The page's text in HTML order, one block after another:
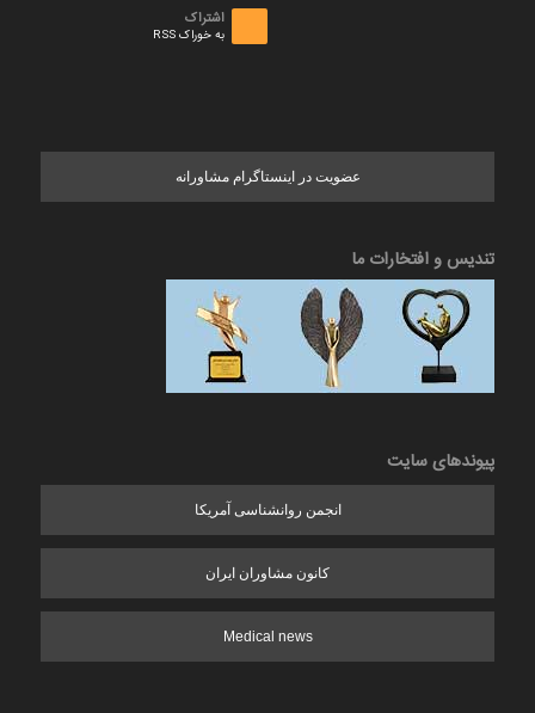
اشتراک
به خوراک RSS
عضویت در اینستاگرام مشاورانه
تندیس و افتخارات ما
پیوندهای سایت
انجمن روانشناسی آمریکا
کانون مشاوران ایران
Medical news